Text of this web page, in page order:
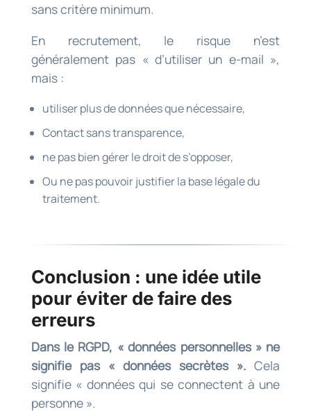
sans critère minimum.
En recrutement, le risque n’est
généralement pas « d’utiliser un e-mail »,
mais :
utiliser plus de données que nécessaire,
Contact sans transparence,
ne pas bien gérer le droit de s’opposer,
Ou ne pas pouvoir justifier la base légale du
traitement.
Conclusion : une idée utile
pour éviter de faire des
erreurs
Dans le RGPD, « données personnelles » ne
signifie pas « données secrètes ». Cela
signifie « données qui se connectent à une
personne ».